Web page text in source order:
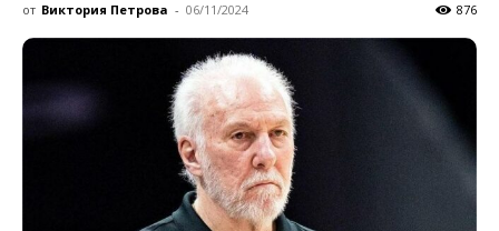
от Виктория Петрова - 06/11/2024 876